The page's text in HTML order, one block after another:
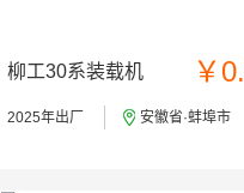
柳工30系装载机 ￥
2025年出厂 安徽省·蚌埠市